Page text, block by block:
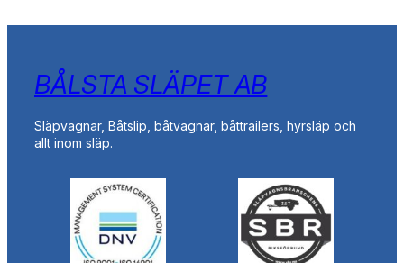
BÅLSTA SLÄPET AB
Släpvagnar, Båtslip, båtvagnar, båttrailers, hyrsläp och
allt inom släp.